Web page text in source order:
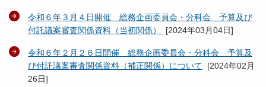
令和６年３月４日開催 総務企画委員会・分科会 予算及び
付託議案審査関係資料（当初関係）
[2024年03月04日]
令和６年２月２６日開催 総務企画委員会・分科会 予算及
び付託議案審査関係資料（補正関係）について [2024年02月
26日]